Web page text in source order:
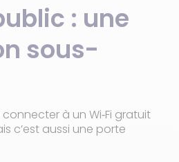
: une
sous-
à un Wi‑Fi gratuit
c’est aussi une porte